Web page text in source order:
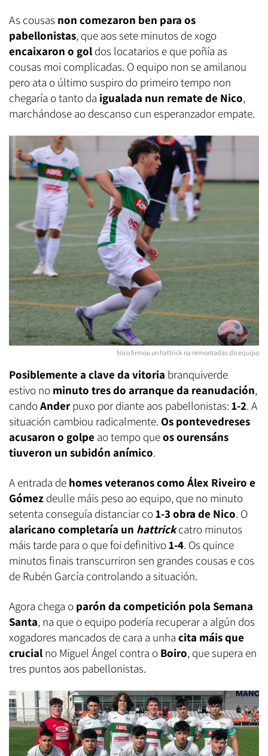
As cousas non comezaron ben para os
pabellonistas, que aos sete minutos de xogo
encaixaron o gol dos locatarios e que poñía as
cousas moi complicadas. O equipo non se amilanou
pero ata o último suspiro do primeiro tempo non
chegaría o tanto da igualada nun remate de Nico,
marchándose ao descanso cun esperanzador empate.
Nico firmou un hattrick na remontadas do equipo
Posiblemente a clave da vitoria branquiverde
estivo no minuto tres do arranque da reanudación,
candoAnderpuxo por diante aos pabellonistas: 1-2. A
situación cambiou radicalmente. Os pontevedreses
acusaron o golpe ao tempo queos ourensáns
tiuveron un subidón anímico.
A entrada de homes veteranos como Álex Riveiro e
Gómez deulle máis peso ao equipo, que no minuto
setenta conseguía distanciar co1-3 obra de Nico. O
alaricano completaría un hattrickcatro minutos
máis tarde para o que foi definitivo1-4. Os quince
minutos finais transcurriron sen grandes cousas e cos
de Rubén García controlando a situación.
Agora chega o parón da competición pola Semana
Santa, na que o equipo podería recuperar a algún dos
xogadores mancados de cara a unha cita máis que
crucial no Miguel Ángel contra o Boiro, que supera en
tres puntos aos pabellonistas.